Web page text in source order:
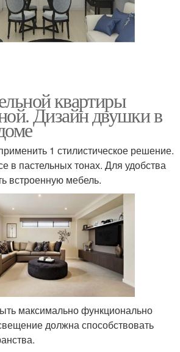
квартиры
Дизайн двушки в
1 стилистическое решение.
в пастельных тонах. Для удобства
встроенную мебель.
максимально функционально
должна способствовать